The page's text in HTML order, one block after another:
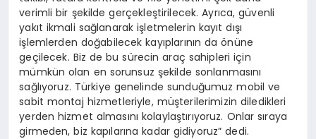
verimli bir şekilde gerçekleştirilecek. Ayrıca, güvenli
yakıt ikmali sağlanarak işletmelerin kayıt dışı
işlemlerden doğabilecek kayıplarının da önüne
geçilecek. Biz de bu sürecin araç sahipleri için
mümkün olan en sorunsuz şekilde sonlanmasını
sağlıyoruz. Türkiye genelinde sunduğumuz mobil ve
sabit montaj hizmetleriyle, müşterilerimizin diledikleri
yerden hizmet almasını kolaylaştırıyoruz. Onlar sıraya
girmeden, biz kapılarına kadar gidiyoruz” dedi.